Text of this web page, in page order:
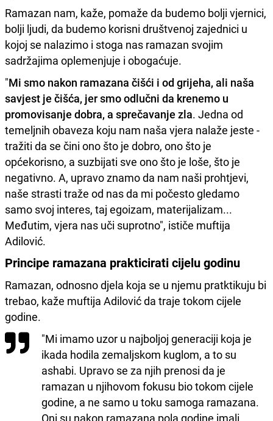
Ramazan nam, kaže, pomaže da budemo bolji vjernici,
bolji ljudi, da budemo korisni društvenoj zajednici u
kojoj se nalazimo i stoga nas ramazan svojim
sadržajima oplemenjuje i obogaćuje.
"Mi smo nakon ramazana čišći i od grijeha, ali naša
savjest je čišća, jer smo odlučni da krenemo u
promovisanje dobra, a sprečavanje zla. Jedna od
temeljnih obaveza koju nam naša vjera nalaže jeste -
tražiti da se čini ono što je dobro, ono što je
općekorisno, a suzbijati sve ono što je loše, što je
negativno. A, upravo znamo da nam naši prohtjevi,
naše strasti traže od nas da mi počesto gledamo
samo svoj interes, taj egoizam, materijalizam...
Međutim, vjera nas uči suprotno", ističe muftija
Adilović.
Principe ramazana prakticirati cijelu godinu
Ramazan, odnosno djela koja se u njemu pratktikuju bi
trebao, kaže muftija Adilović da traje tokom cijele
godine.
"Mi imamo uzor u najboljoj generaciji koja je
ikada hodila zemaljskom kuglom, a to su
ashabi. Upravo se za njih prenosi da je
ramazan u njihovom fokusu bio tokom cijele
godine, a ne samo u toku samoga ramazana.